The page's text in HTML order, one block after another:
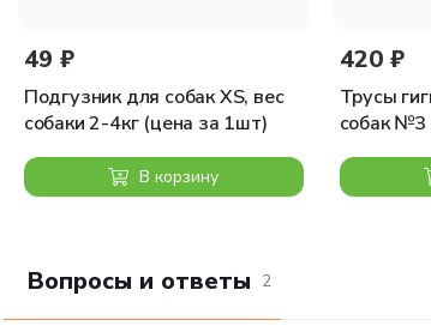
49 ₽
Подгузник для собак XS, вес
собаки 2-4кг (цена за 1шт)
В корзину
420 ₽
Трусы
собак №3
Вопросы и ответы 2